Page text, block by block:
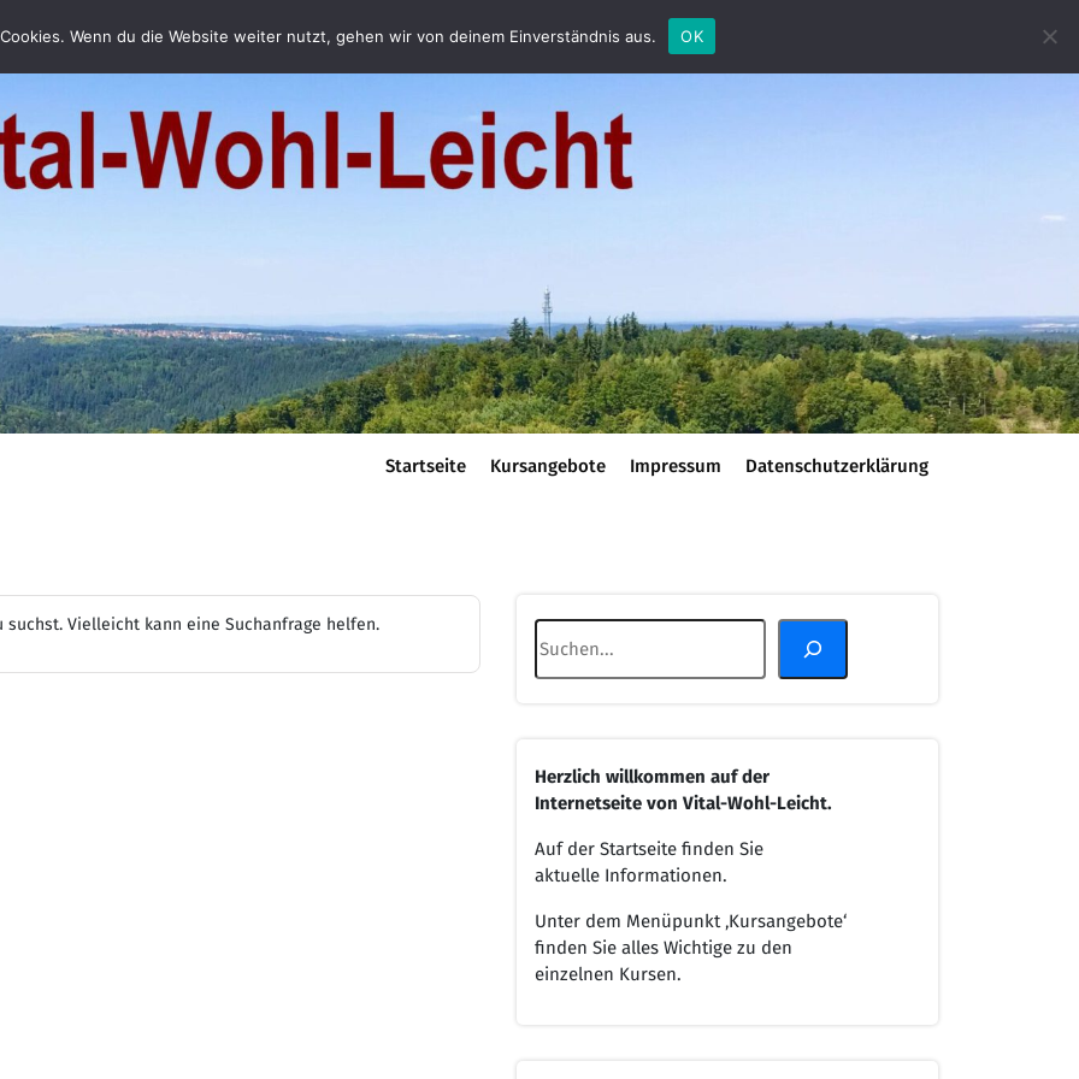
Startseite Kursangebote Impressum Datenschutzerklärung
Vielleicht kann eine Suchanfrage helfen. Suchen
Herzlich willkommen auf der
Internetseite von Vital-Wohl-Leicht.
Auf der Startseite finden Sie
aktuelle Informationen.
Unter dem Menüpunkt ‚Kursangebote‘
finden Sie alles Wichtige zu den
einzelnen Kursen.
Wenn du die Website weiter nutzt, gehen wir von deinem Einverständnis aus. OK